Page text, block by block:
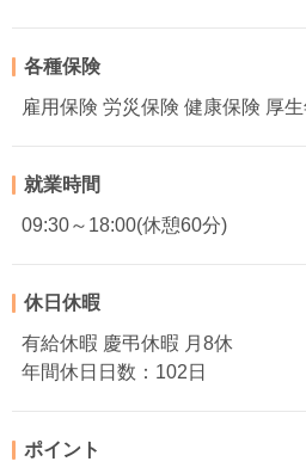
各種保険
雇用保険 労災保険 健康保険 厚
就業時間
09:30～18:00(休憩60分)
休日休暇
有給休暇 慶弔休暇 月8休
年間休日日数：102日
ポイント